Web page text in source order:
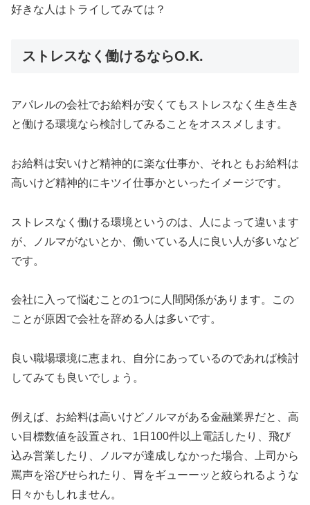
好きな人はトライしてみては？
ストレスなく働けるならO.K.
アパレルの会社でお給料が安くてもストレスなく生き生き
と働ける環境なら検討してみることをオススメします。
お給料は安いけど精神的に楽な仕事か、それともお給料は
高いけど精神的にキツイ仕事かといったイメージです。
ストレスなく働ける環境というのは、人によって違います
が、ノルマがないとか、働いている人に良い人が多いなど
です。
会社に入って悩むことの1つに人間関係があります。この
ことが原因で会社を辞める人は多いです。
良い職場環境に恵まれ、自分にあっているのであれば検討
してみても良いでしょう。
例えば、お給料は高いけどノルマがある金融業界だと、高
い目標数値を設置され、1日100件以上電話したり、飛び
込み営業したり、ノルマが達成しなかった場合、上司から
罵声を浴びせられたり、胃をギューーッと絞られるような
日々かもしれません。